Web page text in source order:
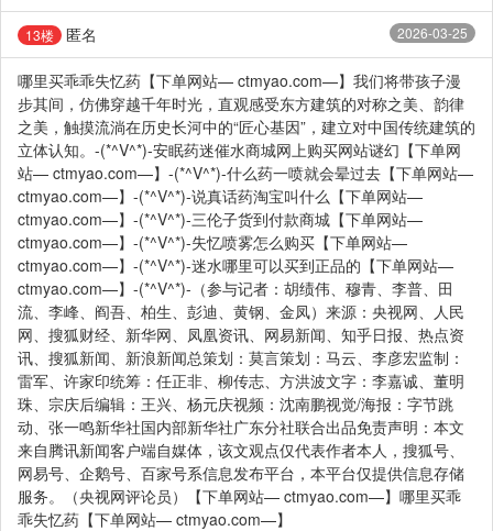
13楼 匿名 2026-03-25
哪里买乖乖失忆药【下单网站— ctmyao.com—】我们将带孩子漫
步其间，仿佛穿越千年时光，直观感受东方建筑的对称之美、韵律
之美，触摸流淌在历史长河中的“匠心基因”，建立对中国传统建筑的
立体认知。-(*^V^*)-安眠药迷催水商城网上购买网站谜幻【下单网
站— ctmyao.com—】-(*^V^*)-什么药一喷就会晕过去【下单网站—
ctmyao.com—】-(*^V^*)-说真话药淘宝叫什么【下单网站—
ctmyao.com—】-(*^V^*)-三伦子货到付款商城【下单网站—
ctmyao.com—】-(*^V^*)-失忆喷雾怎么购买【下单网站—
ctmyao.com—】-(*^V^*)-迷水哪里可以买到正品的【下单网站—
ctmyao.com—】-(*^V^*)-（参与记者：胡绩伟、穆青、李普、田
流、李峰、阎吾、柏生、彭迪、黄钢、金凤）来源：央视网、人民
网、搜狐财经、新华网、凤凰资讯、网易新闻、知乎日报、热点资
讯、搜狐新闻、新浪新闻总策划：莫言策划：马云、李彦宏监制：
雷军、许家印统筹：任正非、柳传志、方洪波文字：李嘉诚、董明
珠、宗庆后编辑：王兴、杨元庆视频：沈南鹏视觉/海报：字节跳
动、张一鸣新华社国内部新华社广东分社联合出品免责声明：本文
来自腾讯新闻客户端自媒体，该文观点仅代表作者本人，搜狐号、
网易号、企鹅号、百家号系信息发布平台，本平台仅提供信息存储
服务。（央视网评论员）【下单网站— ctmyao.com—】哪里买乖
乖失忆药【下单网站— ctmyao.com—】